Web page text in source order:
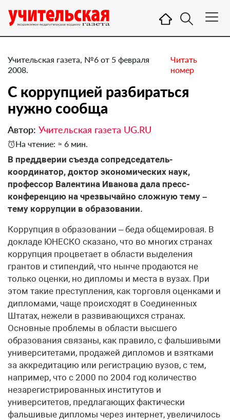
Учительская газета, №6 от 5 февраля
2008.
Читать
номер
С коррупцией разбираться
нужно сообща
Автор: Учительская газета UG.RU
На чтение: ≈ 6 мин.
В преддверии съезда сопредседатель-
координатор, доктор экономических наук,
профессор Валентина Иванова дала пресс-
конференцию на чрезвычайно сложную тему –
тему коррупции в образовании.
Коррупция в образовании – беда общемировая. В
докладе ЮНЕСКО сказано, что во многих странах
коррупция процветает в области выделения
грантов и стипендий, что нынче продаются не
только оценки, но дипломы и места в вузах. При
этом такие преступления, как торговля оценками и
дипломами, чаще происходят в Соединенных
Штатах, нежели в развивающихся странах.
Основные проблемы в области высшего
образования связаны, как правило, с фальшивыми
университетами, продажей дипломов и взятками
за аккредитацию или регистрацию вузов, с тем,
например, что с 2000 по 2004 год количество
незарегистрированных институтов и
университетов, предлагающих фактически
фальшивые дипломы через интернет, увеличилось